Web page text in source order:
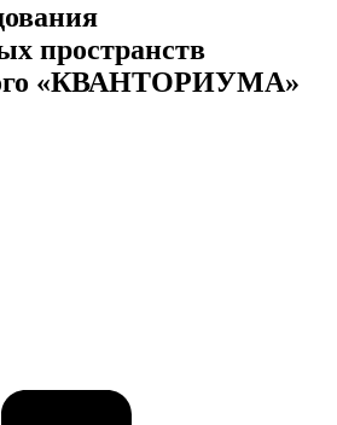
пространств
«КВАНТОРИУМА»